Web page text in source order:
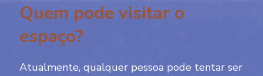
Quem pode visitar o
espaço?
Atualmente, qualquer pessoa pode tentar ser